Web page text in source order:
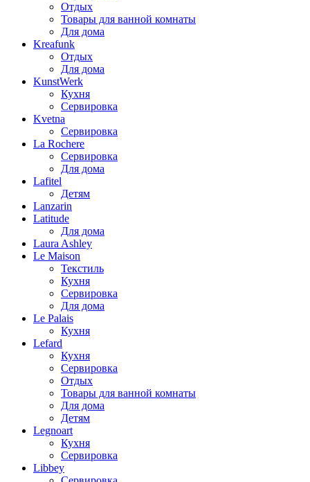
Отдых
Товары для ванной комнаты
Для дома
Kreafunk
Отдых
Для дома
KunstWerk
Кухня
Сервировка
Kvetna
Сервировка
La Rochere
Сервировка
Для дома
Lafitel
Детям
Lanzarin
Latitude
Для дома
Laura Ashley
Le Maison
Текстиль
Кухня
Сервировка
Для дома
Le Palais
Кухня
Lefard
Кухня
Сервировка
Отдых
Товары для ванной комнаты
Для дома
Детям
Legnoart
Кухня
Сервировка
Libbey